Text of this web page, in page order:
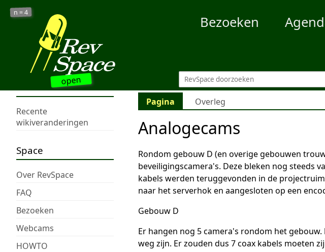
open
n =4
Bezoeken
Recente
wikiveranderingen
Space
Over RevSpace
FAQ
Bezoeken
Webcams
HOWTO
Pagina Overleg
Analogecams
Rondom gebouw D (en overige gebouwen
beveiligingscamera's. Deze bleken nog steeds
kabels werden teruggevonden in de
naar het serverhok en aangesloten op een
Gebouw D
Er hangen nog 5 camera's rondom het
weg zijn. Er zouden dus 7 coax kabels moeten